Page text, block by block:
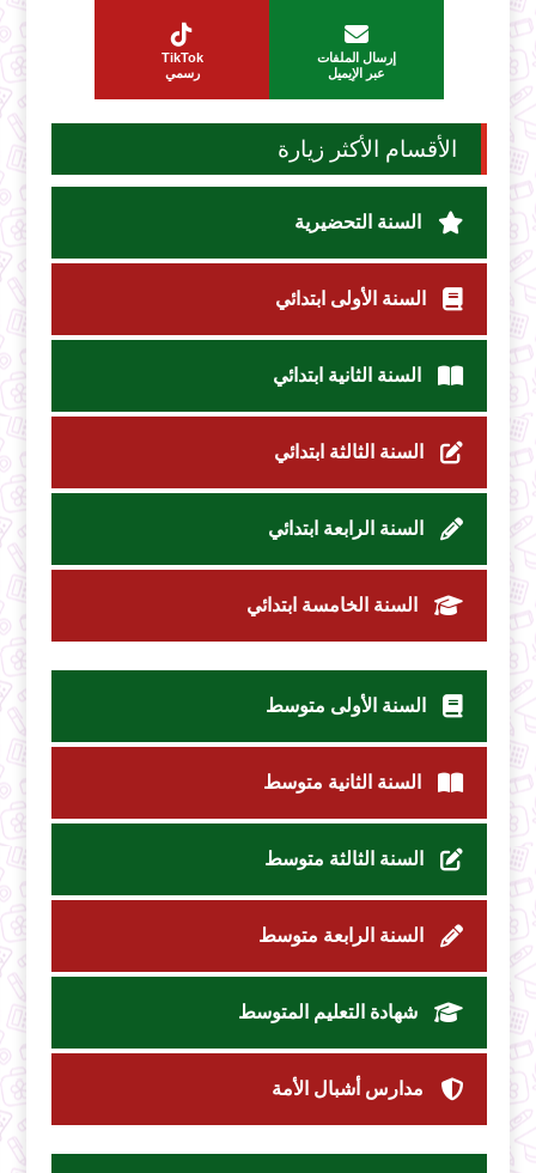
إرسال الملفات
عبر الإيميل
TikTok
رسمي
الأقسام الأكثر زيارة
السنة التحضيرية
السنة الأولى ابتدائي
السنة الثانية ابتدائي
السنة الثالثة ابتدائي
السنة الرابعة ابتدائي
السنة الخامسة ابتدائي
السنة الأولى متوسط
السنة الثانية متوسط
السنة الثالثة متوسط
السنة الرابعة متوسط
شهادة التعليم المتوسط
مدارس أشبال الأمة